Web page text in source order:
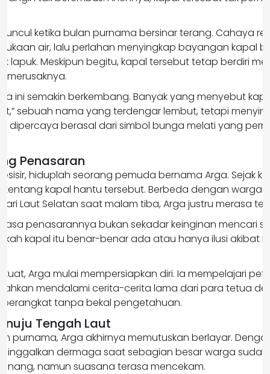
ketika bulan purnama bersinar terang. Cahaya
air, lalu perlahan menyingkap bayangan kapal
lapuk. Meskipun begitu, kapal tersebut tetap berdiri
merusaknya.
ini semakin berkembang. Banyak yang menyebut
sebuah nama yang terdengar lembut, tetapi
dipercaya berasal dari simbol bunga melati yang
Penasaran
hiduplah seorang pemuda bernama Arga. Sejak
tentang kapal hantu tersebut. Berbeda dengan warga
Laut Selatan saat malam tiba, Arga justru merasa
penasarannya bukan sekadar keinginan mencari
kapal itu benar-benar ada atau hanya ilusi akibat
Arga mulai mempersiapkan diri. Ia mempelajari
mendalami cerita-cerita lama dari para tetua
berangkat tanpa bekal pengetahuan.
Tengah Laut
purnama, Arga akhirnya memutuskan berlayar.
dermaga saat sebagian besar warga sudah
namun suasana terasa mencekam.